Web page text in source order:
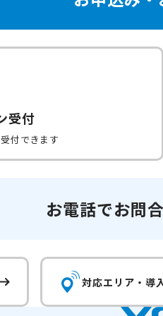
受付
付できます
お電話でお問
対応エリア・導